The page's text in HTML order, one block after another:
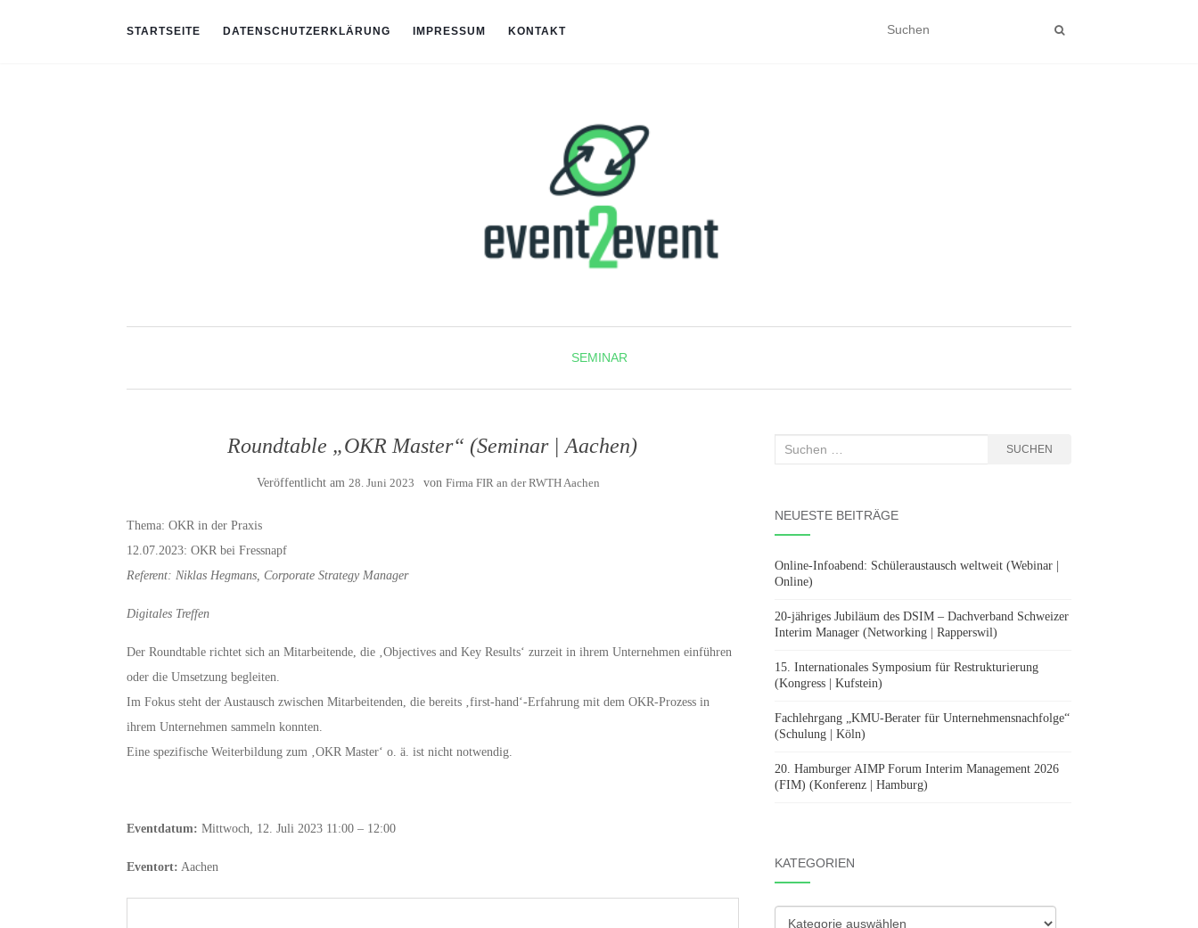
STARTSEITE DATENSCHUTZERKLÄRUNG IMPRESSUM KONTAKT
SEMINAR
Roundtable „OKR Master“ (Seminar | Aachen)
Veröffentlicht am 28. Juni 2023 von Firma FIR an der RWTH Aachen
Thema: OKR in der Praxis
12.07.2023: OKR bei Fressnapf
Referent: Niklas Hegmans, Corporate Strategy Manager
Digitales Treffen
Der Roundtable richtet sich an Mitarbeitende, die ‚Objectives and Key Results‘ zurzeit in ihrem Unternehmen einführen
oder die Umsetzung begleiten.
Im Fokus steht der Austausch zwischen Mitarbeitenden, die bereits ‚first-hand‘-Erfahrung mit dem OKR-Prozess in
ihrem Unternehmen sammeln konnten.
Eine spezifische Weiterbildung zum ‚OKR Master‘ o. ä. ist nicht notwendig.
Eventdatum: Mittwoch, 12. Juli 2023 11:00 – 12:00
Eventort: Aachen
Suchen
SUCHEN
NEUESTE BEITRÄGE
Online-Infoabend: Schüleraustausch weltweit (Webinar |
Online)
20-jähriges Jubiläum des DSIM – Dachverband Schweizer
Interim Manager (Networking | Rapperswil)
15. Internationales Symposium für Restrukturierung
(Kongress | Kufstein)
Fachlehrgang „KMU-Berater für Unternehmensnachfolge“
(Schulung | Köln)
20. Hamburger AIMP Forum Interim Management 2026
(FIM) (Konferenz | Hamburg)
KATEGORIEN
Kategorien